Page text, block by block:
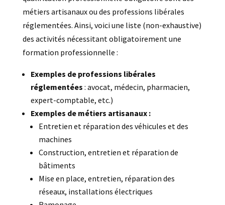
métiers artisanaux ou des professions libérales
réglementées. Ainsi, voici une liste (non-exhaustive)
des activités nécessitant obligatoirement une
formation professionnelle :
Exemples de professions libérales
réglementées : avocat, médecin, pharmacien,
expert-comptable, etc.)
Exemples de métiers artisanaux :
Entretien et réparation des véhicules et des
machines
Construction, entretien et réparation de
bâtiments
Mise en place, entretien, réparation des
réseaux, installations électriques